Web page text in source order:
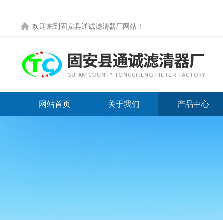
欢迎来到 固安县通诚滤清器厂网站 ！
网站首页 关于我们 产品中心